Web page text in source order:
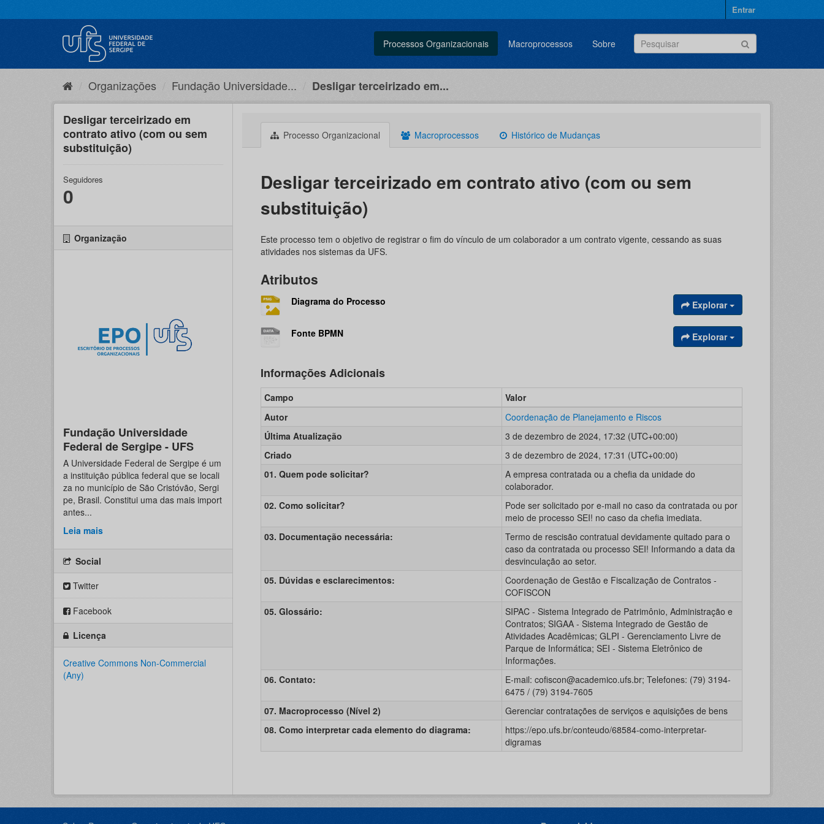
para
Entrar
Processos Organizacionais Macroprocessos Sobre
Organizações Fundação Universidade... Desligar terceirizado em...
Desligar terceirizado em
contrato ativo (com ou sem
substituição)
Seguidores
0
Organização
Fundação Universidade
Federal de Sergipe - UFS
A Universidade Federal de Sergipe é um
a instituição pública federal que se locali
za no município de São Cristóvão, Sergi
pe, Brasil. Constitui uma das mais import
antes...
Leia mais
Social
Twitter
Facebook
Licença
Creative Commons Non-Commercial
(Any)
Processo Organizacional Macroprocessos Histórico de Mudanças
Desligar terceirizado em contrato ativo (com ou sem
substituição)
Este processo tem o objetivo de registrar o fim do vínculo de um colaborador a um contrato vigente, cessando as suas
atividades nos sistemas da UFS.
Atributos
Diagrama do Processo Explorar
Fonte BPMN Explorar
Informações Adicionais
Campo
Valor
Autor
Coordenação de Planejamento e Riscos
Última Atualização
3 de dezembro de 2024, 17:32 (UTC+00:00)
Criado
3 de dezembro de 2024, 17:31 (UTC+00:00)
01. Quem pode solicitar?
A empresa contratada ou a chefia da unidade do
colaborador.
02. Como solicitar?
Pode ser solicitado por e-mail no caso da contratada ou por
meio de processo SEI! no caso da chefia imediata.
03. Documentação necessária:
Termo de rescisão contratual devidamente quitado para o
caso da contratada ou processo SEI! Informando a data da
desvinculação ao setor.
05. Dúvidas e esclarecimentos:
Coordenação de Gestão e Fiscalização de Contratos -
COFISCON
05. Glossário:
SIPAC - Sistema Integrado de Patrimônio, Administração e
Contratos; SIGAA - Sistema Integrado de Gestão de
Atividades Acadêmicas; GLPI - Gerenciamento Livre de
Parque de Informática; SEI - Sistema Eletrônico de
Informações.
06. Contato:
E-mail: cofiscon@academico.ufs.br; Telefones: (79) 3194-
6475 / (79) 3194-7605
07. Macroprocesso (Nível 2)
Gerenciar contratações de serviços e aquisições de bens
08. Como interpretar cada elemento do diagrama:
https://epo.ufs.br/conteudo/68584-como-interpretar-
digramas